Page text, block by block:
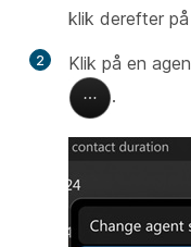
klik derefter på
2
Klik på en
.